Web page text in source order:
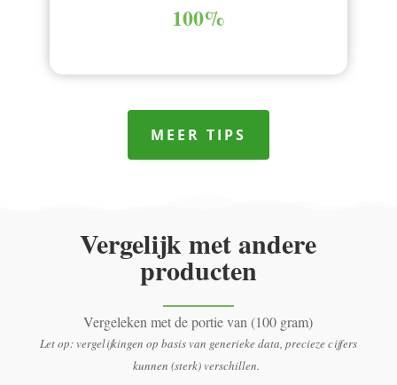
100%
MEER TIPS
Vergelijk met andere
producten
Vergeleken met de portie van (100 gram)
Let op: vergelijkingen op basis van generieke data, precieze cijfers
kunnen (sterk) verschillen.